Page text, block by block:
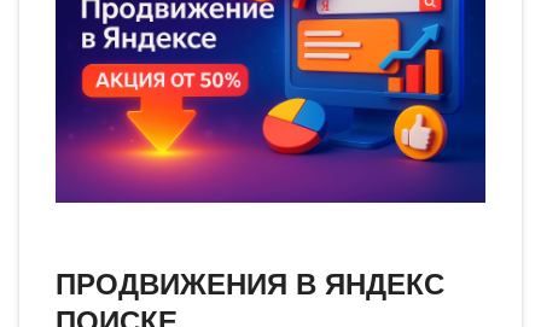
ПРОДВИЖЕНИЯ В ЯНДЕКС